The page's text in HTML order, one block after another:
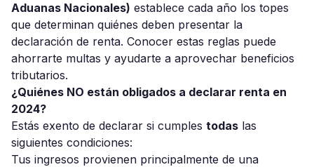
Aduanas Nacionales) establece cada año los topes
que determinan quiénes deben presentar la
declaración de renta. Conocer estas reglas puede
ahorrarte multas y ayudarte a aprovechar beneficios
tributarios.
¿Quiénes NO están obligados a declarar renta en
2024?
Estás exento de declarar si cumples todas las
siguientes condiciones:
Tus ingresos provienen principalmente de una